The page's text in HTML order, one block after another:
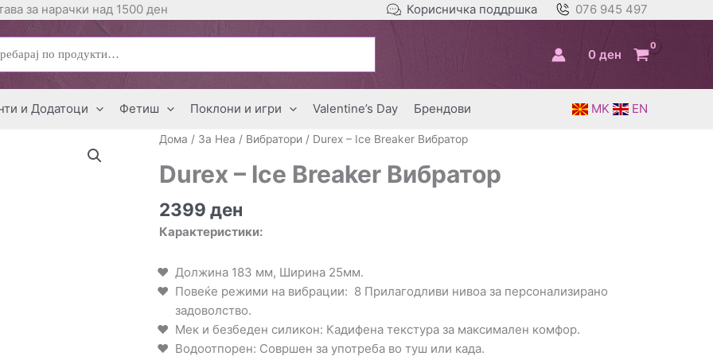
за нарачки над 1500 ден Корисничка поддршка 076 945 497
0 ден
и Додатоци Фетиш Поклони и игри Valentine’s Day Брендови MK EN
Дома / За Неа / Вибратори / Durex – Ice Breaker Вибратор
Durex – Ice Breaker Вибратор
2399 ден
Карактеристики:
Должина 183 мм, Ширина 25мм.
Повеќе режими на вибрации: 8 Прилагодливи нивоа за персонализирано
задоволство.
Мек и безбеден силикон: Кадифена текстура за максимален комфор.
Водоотпорен: Совршен за употреба во туш или када.